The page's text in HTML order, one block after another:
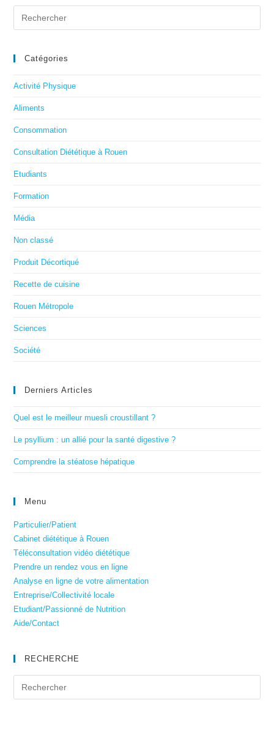
Catégories
Activité Physique
Aliments
Consommation
Consultation Diététique à Rouen
Etudiants
Formation
Média
Non classé
Produit Décortiqué
Recette de cuisine
Rouen Métropole
Sciences
Société
Derniers Articles
Quel est le meilleur muesli croustillant ?
Le psyllium : un allié pour la santé digestive ?
Comprendre la stéatose hépatique
Menu
Particulier/Patient
Cabinet diététique à Rouen
Téléconsultation vidéo diététique
Prendre un rendez vous en ligne
Analyse en ligne de votre alimentation
Entreprise/Collectivité locale
Etudiant/Passionné de Nutrition
Aide/Contact
RECHERCHE